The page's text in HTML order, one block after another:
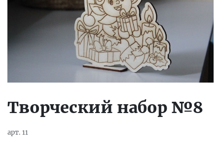
Творческий набор №8
арт. 11